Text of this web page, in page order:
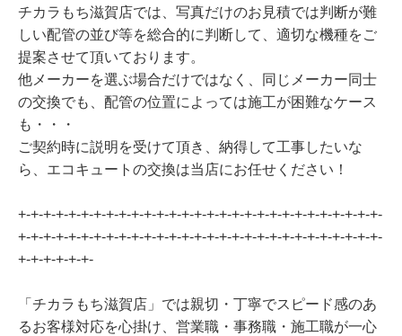
チカラもち滋賀店では、写真だけのお見積では判断が難
しい配管の並び等を総合的に判断して、適切な機種をご
提案させて頂いております。
他メーカーを選ぶ場合だけではなく、同じメーカー同士
の交換でも、配管の位置によっては施工が困難なケース
も・・・
ご契約時に説明を受けて頂き、納得して工事したいな
ら、エコキュートの交換は当店にお任せください！
+-+-+-+-+-+-+-+-+-+-+-+-+-+-+-+-+-+-+-+-+-+-+-+-+-+-+-+-+-
+-+-+-+-+-+-+-+-+-+-+-+-+-+-+-+-+-+-+-+-+-+-+-+-+-+-+-+-+-
+-+-+-+-+-+-
「チカラもち滋賀店」では親切・丁寧でスピード感のあ
るお客様対応を心掛け、営業職・事務職・施工職が一心